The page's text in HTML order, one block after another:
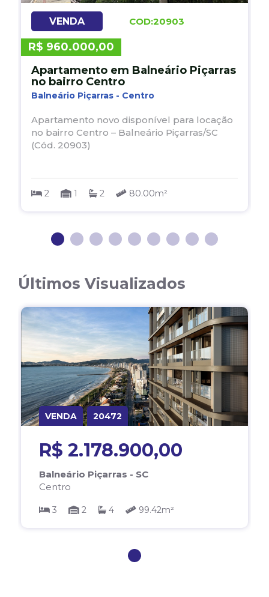
VENDA COD:20903
R$ 960.000,00
Apartamento em Balneário Piçarras
no bairro Centro
Balneário Piçarras - Centro
Apartamento novo disponível para locação
no bairro Centro – Balneário Piçarras/SC
(Cód. 20903)
2 1 2 80.00m²
4
Últimos Visualizados
VENDA 20472
R$ 2.178.900,00
Balneário Piçarras - SC
Centro
3 2 4 99.42m²